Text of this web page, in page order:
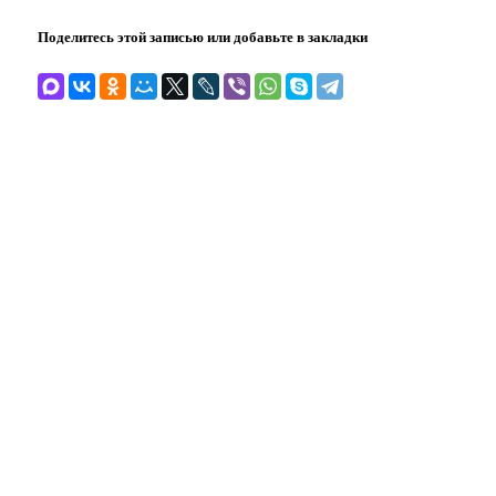
Поделитесь этой записью или добавьте в закладки